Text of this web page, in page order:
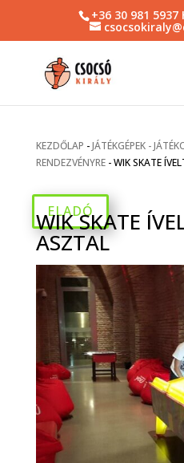
+36 30 981 5937
ELADÓ
KEZDŐLAP -JÁTÉKGÉPEK -
RENDEZVÉNYRE-WIK SKATE
WIK SKATE
ASZTAL